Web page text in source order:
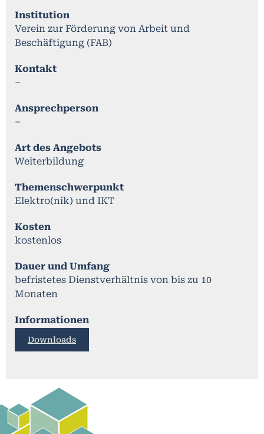
Institution
Verein zur Förderung von Arbeit und
Beschäftigung (FAB)
Kontakt
–
Ansprechperson
–
Art des Angebots
Weiterbildung
Themenschwerpunkt
Elektro(nik) und IKT
Kosten
kostenlos
Dauer und Umfang
befristetes Dienstverhältnis von bis zu 10
Monaten
Informationen
Downloads